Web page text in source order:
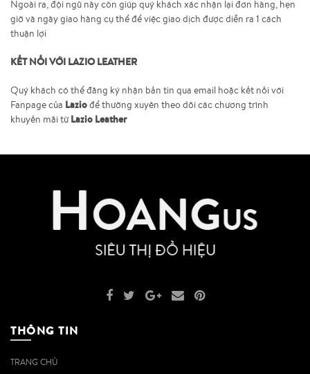
Ngoài ra, đội ngũ này còn giúp quý khách xác nhận lại đơn hàng, hẹn
giờ và ngày giao hàng cụ thể để việc giao dịch được diễn ra 1 cách
thuận lợi
KẾT NỐI VỚI LAZIO LEATHER
Quý khách có thể đăng ký nhận bản tin qua email hoặc kết nối với
Fanpage của Laziođể thường xuyên theo dõi các chương trình
khuyến mãi từLazio Leather
THÔNG TIN
TRANG CHỦ